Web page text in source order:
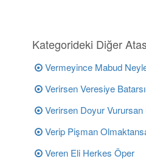
Kategorideki Diğer
Vermeyince Mabud
Verirsen Veresiye
Verirsen Doyur Vurursan
Verip Pişman
Veren Eli Herkes Öper